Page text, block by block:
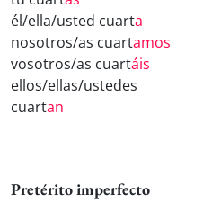
él/ella/usted cuarta
nosotros/as cuartamos
vosotros/as cuartáis
ellos/ellas/ustedes
cuartan
Pretérito imperfecto